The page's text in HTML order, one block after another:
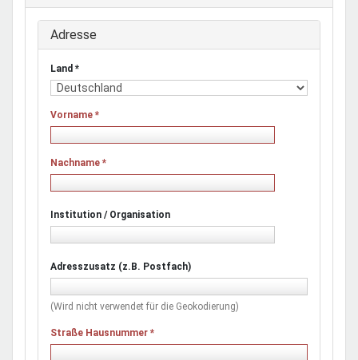
Adresse
Land *
Vorname *
Nachname *
Institution / Organisation
Adresszusatz (z.B. Postfach)
(Wird nicht verwendet für die Geokodierung)
Straße Hausnummer *